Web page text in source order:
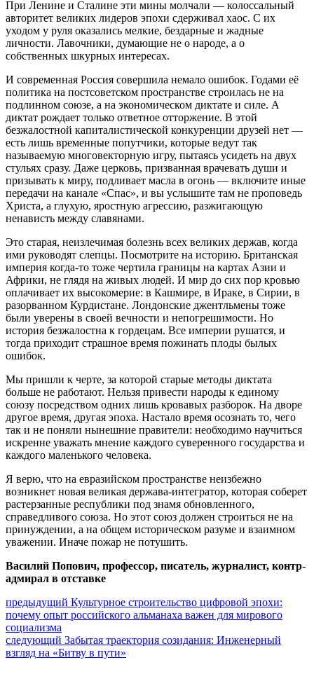
При Ленине и Сталине эти мины молчали — колоссальный
авторитет великих лидеров эпохи сдерживал хаос. С их
уходом у руля оказались мелкие, бездарные и жадные
личности. Лавочники, думающие не о народе, а о
собственных шкурных интересах.
И современная Россия совершила немало ошибок. Годами её
политика на постсоветском пространстве строилась не на
подлинном союзе, а на экономическом диктате и силе. А
диктат рождает только ответное отторжение. В этой
безжалостной капиталистической конкуренции друзей нет —
есть лишь временные попутчики, которые ведут так
называемую многовекторную игру, пытаясь усидеть на двух
стульях сразу. Даже церковь, призванная врачевать души и
призывать к миру, подливает масла в огонь — включите иные
передачи на канале «Спас», и вы услышите там не проповедь
Христа, а глухую, яростную агрессию, разжигающую
ненависть между славянами.
Это старая, неизлечимая болезнь всех великих держав, когда
ими руководят слепцы. Посмотрите на историю. Британская
империя когда-то тоже чертила границы на картах Азии и
Африки, не глядя на живых людей. И мир до сих пор кровью
оплачивает их высокомерие: в Кашмире, в Ираке, в Сирии, в
разорванном Курдистане. Лондонские джентльмены тоже
были уверены в своей вечности и непогрешимости. Но
история безжалостна к гордецам. Все империи рушатся, и
тогда приходит страшное время пожинать плоды былых
ошибок.
Мы пришли к черте, за которой старые методы диктата
больше не работают. Нельзя привести народы к единому
союзу посредством одних лишь кровавых разборок. На дворе
другое время, другая эпоха. Настало время осознать то, чего
так и не поняли нынешние правители: необходимо научиться
искренне уважать мнение каждого суверенного государства и
каждого маленького человека.
Я верю, что на евразийском пространстве неизбежно
возникнет новая великая держава-интегратор, которая соберет
растерзанные республики под знамя обновленного,
справедливого союза. Но этот союз должен строиться не на
принуждении, а на общем историческом разуме и взаимном
уважении. Иначе пожар не потушить.
Василий Попович, профессор, писатель, журналист, контр-
адмирал в отставке
Навигация
по
записям
предыдущий Предыдущий
пост:
Культурное строительство цифровой эпохи:
почему опыт российского альманаха важен для мирового
социализма
следующий Следующее
сообщение:
Забытая траектория созидания: Инженерный
взгляд на «Битву в пути»